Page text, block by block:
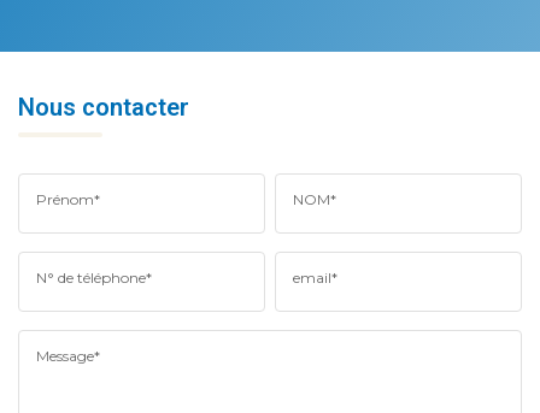
Nous contacter
Prénom* NOM*
N° de téléphone* email*
Message*